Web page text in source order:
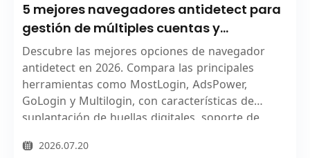
5 mejores navegadores antidetect para
gestión de múltiples cuentas y
privacidad en línea
Descubre las mejores opciones de navegador
antidetect en 2026. Compara las principales
herramientas como MostLogin, AdsPower,
GoLogin y Multilogin, con características de
suplantación de huellas digitales, soporte de
proteger tus cuentas y privacidad.
2026.07.20